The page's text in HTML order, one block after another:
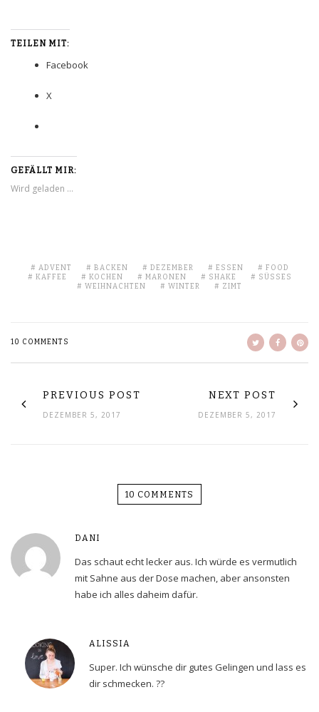
TEILEN MIT:
Facebook
X
GEFÄLLT MIR:
Wird geladen …
ADVENT BACKEN DEZEMBER ESSEN
FOOD
KAFFEE
KOCHEN MARONEN SHAKE
SÜSSES
WEIHNACHTEN
WINTER ZIMT
10 COMMENTS
PREVIOUS POST
DEZEMBER 5, 2017
NEXT POST
DEZEMBER 5, 2017
10 COMMENTS
DANI
Das schaut echt lecker aus. Ich würde es vermutlich
mit Sahne aus der Dose machen, aber ansonsten
habe ich alles daheim dafür.
ALISSIA
Super. Ich wünsche dir gutes Gelingen und lass es
dir schmecken. ??